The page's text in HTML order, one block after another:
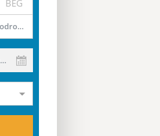
BEG
Destinacija (grad ili aerodrom)
Datum do